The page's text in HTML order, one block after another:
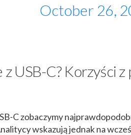
October 26,
USB-C? Korzyści
C zobaczymy
wskazują jednak na